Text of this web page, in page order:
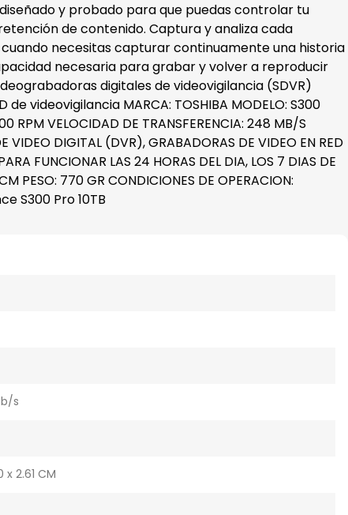
diseñado y probado para que puedas controlar tu
de contenido. Captura y analiza cada
necesitas capturar continuamente una historia
necesaria para grabar y volver a reproducir
digitales de videovigilancia (SDVR)
videovigilancia MARCA: TOSHIBA MODELO: S300
RPM VELOCIDAD DE TRANSFERENCIA: 248 MB/S
VIDEO DIGITAL (DVR), GRABADORAS DE VIDEO EN RED
FUNCIONAR LAS 24 HORAS DEL DIA, LOS 7 DIAS DE
PESO: 770 GR CONDICIONES DE OPERACION:
S300 Pro 10TB
s
x 2.61 CM